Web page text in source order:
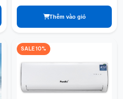
Thêm vào giỏ
SALE 10%